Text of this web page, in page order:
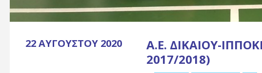
22 ΑΥΓΟΎΣΤΟΥ 2020
Α.Ε. ΔΙΚΑΊΟΥ-
2017/2018)